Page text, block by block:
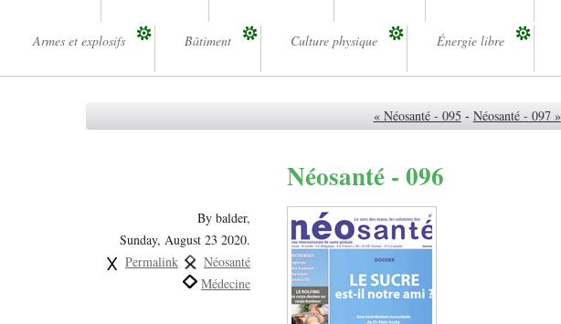
Armes et explosifs Bâtiment Culture physique Énergie libre
« Néosanté - 095 - Néosanté - 097 »
Néosanté - 096
By balder,
Sunday, August 23 2020.
Permalink
Néosanté
Médecine